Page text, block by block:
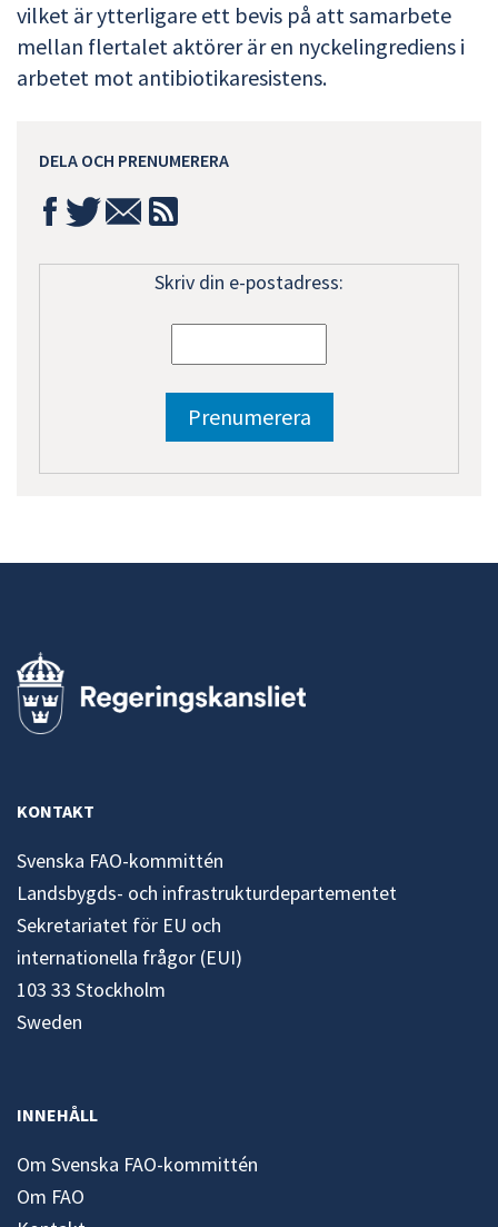
vilket är ytterligare ett bevis på att samarbete
mellan flertalet aktörer är en nyckelingrediens i
arbetet mot antibiotikaresistens.
DELA OCH PRENUMERERA
Skriv din e-postadress:
KONTAKT
Svenska FAO-kommittén
Landsbygds- och infrastrukturdepartementet
Sekretariatet för EU och
internationella frågor (EUI)
103 33 Stockholm
Sweden
INNEHÅLL
Om Svenska FAO-kommittén
Om FAO